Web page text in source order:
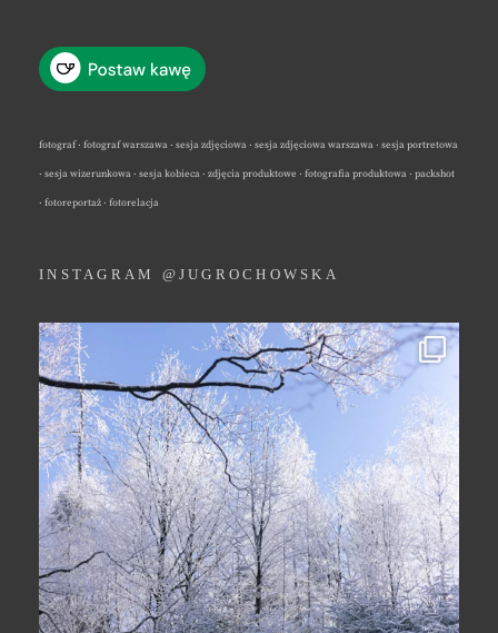
fotograf · fotograf warszawa · sesja zdjęciowa · sesja zdjęciowa warszawa · sesja portretowa
· sesja wizerunkowa · sesja kobieca · zdjęcia produktowe · fotografia produktowa · packshot
· fotoreportaż · fotorelacja
INSTAGRAM @JUGROCHOWSKA